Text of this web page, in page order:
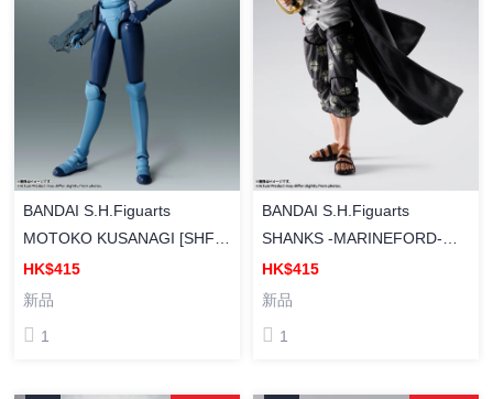
BANDAI S.H.Figuarts
MOTOKO KUSANAGI [SHF]
《攻殼機動隊》 草薙素子
HK$415
新品
1
BANDAI S.H.Figuarts
SHANKS -MARINEFORD-
[SHF] 《海賊王》「紅髮」撒
古斯 -頂上戰爭-
HK$415
新品
1